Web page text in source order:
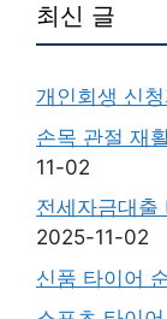
최신 글
개인회생 신
손목 관절 재
11-02
전세자금대출
2025-11-02
신품 타이어